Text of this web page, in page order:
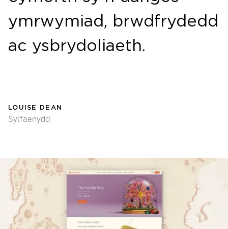
ymrwymiad, brwdfrydedd
ac ysbrydoliaeth.
LOUISE DEAN
Sylfaenydd